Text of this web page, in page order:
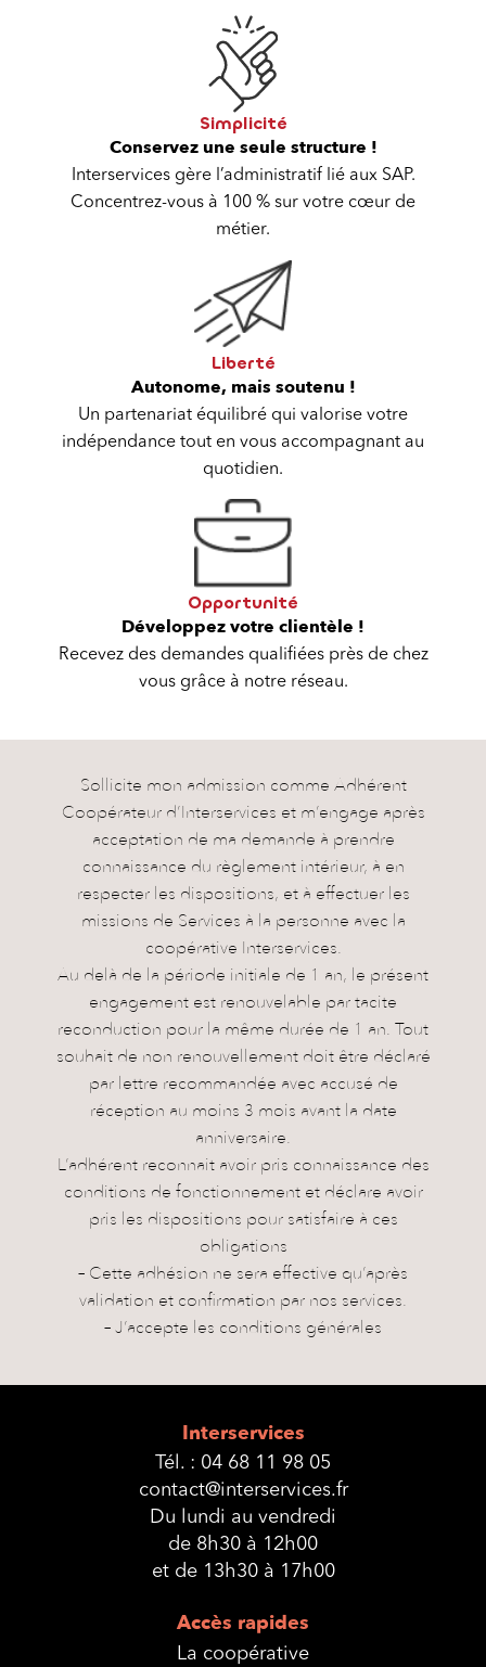
Simplicité
Conservez une seule structure !
Interservices gère l’administratif lié aux SAP.
Concentrez-vous à 100 % sur votre cœur de
métier.
Liberté
Autonome, mais soutenu !
Un partenariat équilibré qui valorise votre
indépendance tout en vous accompagnant au
quotidien.
Opportunité
Développez votre clientèle !
Recevez des demandes qualifiées près de chez
vous grâce à notre réseau.
Sollicite mon admission comme Adhérent
Coopérateur d’Interservices et m’engage après
acceptation de ma demande à prendre
connaissance du règlement intérieur, à en
respecter les dispositions, et à effectuer les
missions de Services à la personne avec la
coopérative Interservices.
Au delà de la période initiale de 1 an, le présent
engagement est renouvelable par tacite
reconduction pour la même durée de 1 an. Tout
souhait de non renouvellement doit être déclaré
par lettre recommandée avec accusé de
réception au moins 3 mois avant la date
anniversaire.
L’adhérent reconnait avoir pris connaissance des
conditions de fonctionnement et déclare avoir
pris les dispositions pour satisfaire à ces
obligations
– Cette adhésion ne sera effective qu’après
validation et confirmation par nos services.
– J’accepte les conditions générales
Interservices
Tél. : 04 68 11 98 05
contact@interservices.fr
Du lundi au vendredi
de 8h30 à 12h00
et de 13h30 à 17h00
Accès rapides
La coopérative